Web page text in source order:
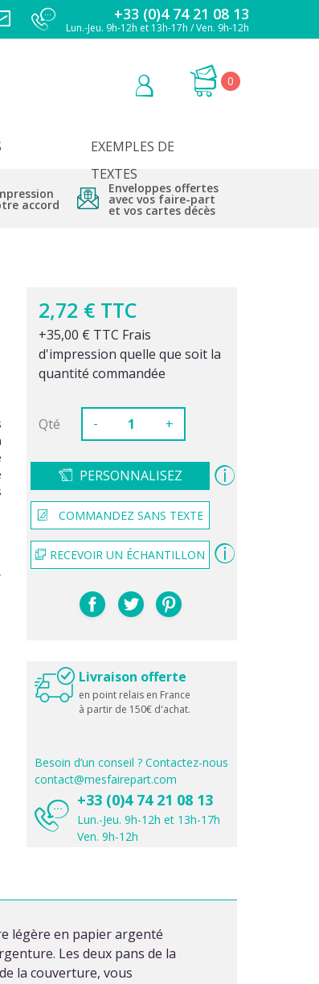
+33 (0)4 74 21 08 13
Lun.-Jeu. 9h-12h et 13h-17h / Ven. 9h-12h
0
EXEMPLES DE
TEXTES
accord
Enveloppes offertes
avec vos faire-part
et vos cartes décès
2,72 € TTC
+35,00 € TTC Frais
d'impression quelle que soit la
quantité commandée
Qté - +
PERSONNALISEZ
COMMANDEZ SANS TEXTE
RECEVOIR UN ÉCHANTILLON
Livraison offerte
en point relais en France
à partir de 150€ d'achat.
Besoin d’un conseil ? Contactez-nous
contact@mesfairepart.com
+33 (0)4 74 21 08 13
Lun.-Jeu. 9h-12h et 13h-17h
Ven. 9h-12h
légère en papier argenté
Les deux pans de la
la couverture, vous